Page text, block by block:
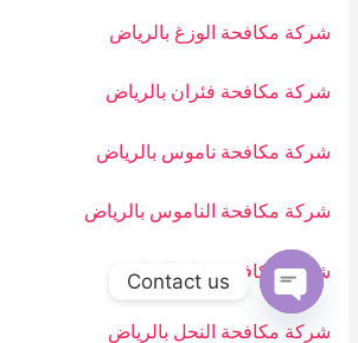
شركة مكافحة الوزغ بالرياض
شركة مكافحة فئران بالرياض
شركة مكافحة ناموس بالرياض
شركة مكافحة الناموس بالرياض
شركة مكافحة نحل بالرياض
شركة مكافحة النحل بالرياض
Contact us
OPEN